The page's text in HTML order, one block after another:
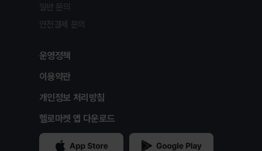
일반 문의
안전결제 문의
운영정책
이용약관
개인정보 처리방침
헬로마켓 앱 다운로드